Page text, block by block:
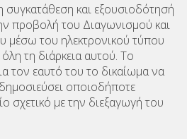
συγκατάθεση και εξουσιοδότησή
προβολή του Διαγωνισμού και
μέσω του ηλεκτρονικού τύπου
όλη τη διάρκεια αυτού. Το
τον εαυτό του το δικαίωμα να
οποιοδήποτε
σχετικό με την διεξαγωγή του